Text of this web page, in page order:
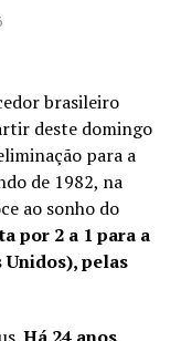
– Final – Spain v
East
2026 Spain’s
after winning the
brasileiro
deste domingo
para a
de 1982, na
ao sonho do
por 2 a 1 para a
Unidos), pelas